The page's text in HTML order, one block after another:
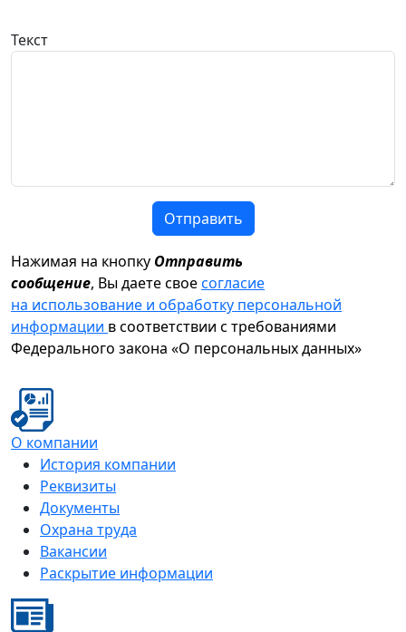
Текст
Отправить
Нажимая на кнопку Отправить
сообщение, Вы даете своесогласие
на использование и обработку персональной
информации в соответствии с требованиями
Федерального закона «О персональных данных»
О компании
История компании
Реквизиты
Документы
Охрана труда
Вакансии
Раскрытие информации